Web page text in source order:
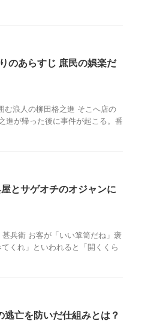
のあらすじ 庶民の娯楽だ
む浪人の柳田格之進 そこへ店の
進が帰った後に事件が起こる。番
とサゲオチのオジャンに
兵衛 お客が「いい箪笥だね」褒
くれ」といわれると「開くくら
亡を防いだ仕組みとは？